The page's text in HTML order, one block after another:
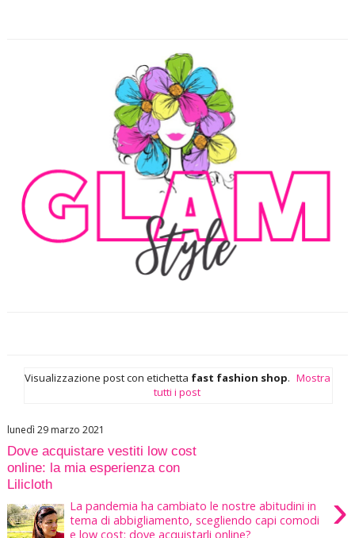
Visualizzazione post con etichetta fast fashion shop. Mostra
tutti i post
lunedì 29 marzo 2021
Dove acquistare vestiti low cost
online: la mia esperienza con
Lilicloth
›
La pandemia ha cambiato le nostre abitudini in
tema di abbigliamento, scegliendo capi comodi
e low cost: dove acquistarli online?